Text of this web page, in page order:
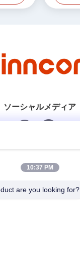
ソーシャルメディア
迅速な連絡
10:37 PM
are you looking for?